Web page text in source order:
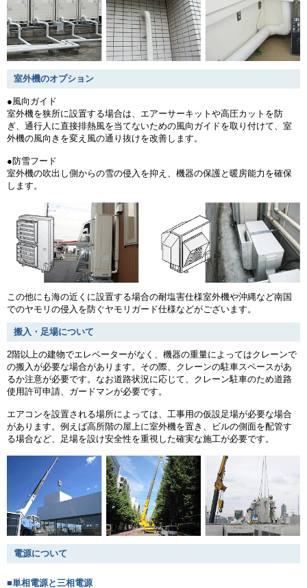
室外機のオプション
●風向ガイド
室外機を狭所に設置する場合は、エアーサーキットや高圧カットを防
ぎ、通行人に直接排熱風を当てないための風向ガイドを取り付けて、室
外機の風向きを変え風の通り抜けを改善します。
●防雪フード
室外機の吹出し側からの雪の侵入を抑え、機器の保護と暖房能力を確保
します。
この他にも海の近くに設置する場合の耐塩害仕様室外機や沖縄など南国
でのヤモリの侵入を防ぐヤモリガード仕様などがございます。
搬入・足場について
2階以上の建物でエレベーターがなく、機器の重量によってはクレーンで
の搬入が必要な場合があります。その際、クレーンの駐車スペースがあ
るか注意が必要です。なお道路状況に応じて、クレーン駐車のため道路
使用許可申請、ガードマンが必要です。
エアコンを設置される場所によっては、工事用の仮設足場が必要な場合
があります。例えば高所階の屋上に室外機を置き、ビルの側面を配管す
る場合など、足場を設け安全性を重視した確実な施工が必要です。
電源について
■単相電源と三相電源